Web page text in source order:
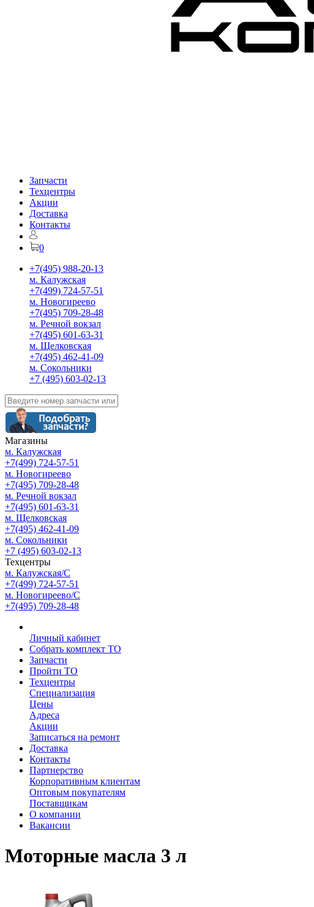
Запчасти
Техцентры
Акции
Доставка
Контакты
0
+7(495) 988-20-13
м. Калужская
+7(499) 724-57-51
м. Новогиреево
+7(495) 709-28-48
м. Речной вокзал
+7(495) 601-63-31
м. Щелковская
+7(495) 462-41-09
м. Сокольники
+7 (495) 603-02-13
Магазины
м. Калужская
+7(499) 724-57-51
м. Новогиреево
+7(495) 709-28-48
м. Речной вокзал
+7(495) 601-63-31
м. Щелковская
+7(495) 462-41-09
м. Сокольники
+7 (495) 603-02-13
Техцентры
м. Калужская/С
+7(499) 724-57-51
м. Новогиреево/С
+7(495) 709-28-48
Личный кабинет
Собрать комплект ТО
Запчасти
Пройти ТО
Техцентры
Специализация
Цены
Адреса
Акции
Записаться на ремонт
Доставка
Контакты
Партнерство
Корпоративным клиентам
Оптовым покупателям
Поставщикам
О компании
Вакансии
Моторные масла 3 л